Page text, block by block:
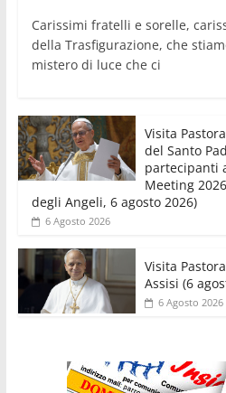
Carissimi fratelli e sorelle,
della Trasfigurazione, che
mistero di luce che ci
Visita
del Santo
partecipanti
Meeting
degli Angeli, 6 agosto 2026)
6 Agosto 2026
Visita
Assisi (6
6 Agosto 2026